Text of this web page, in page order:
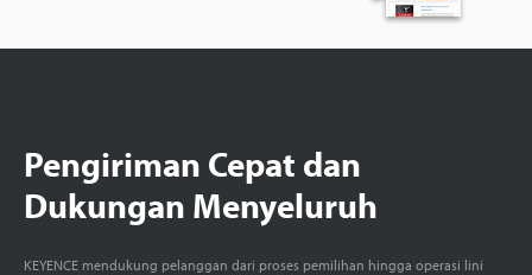
Pengiriman Cepat dan
Dukungan Menyeluruh
KEYENCE mendukung pelanggan dari proses pemilihan hingga operasi lini